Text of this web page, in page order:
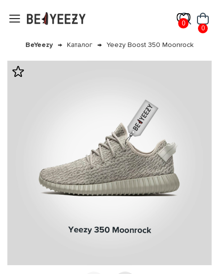
0
0
BeYeezy Каталог Yeezy Boost 350 Moonrock